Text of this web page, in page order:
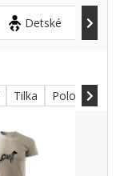
Detské
Tilka Polokošele